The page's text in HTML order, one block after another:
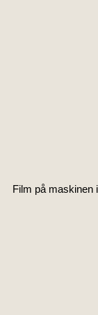
Film på maskinen